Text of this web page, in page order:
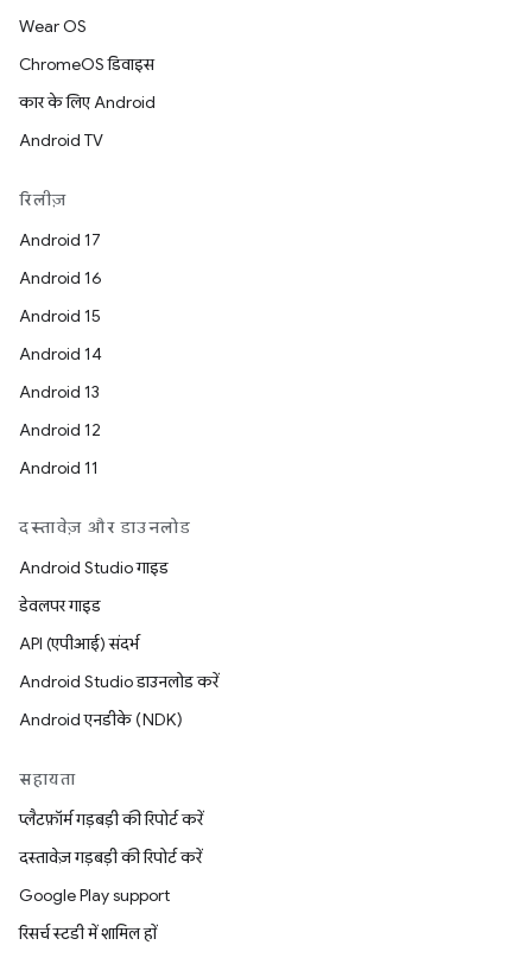
Wear OS
ChromeOS डिवाइस
कार के लिए Android
Android TV
रिलीज़
Android 17
Android 16
Android 15
Android 14
Android 13
Android 12
Android 11
दस्तावेज़ और डाउनलोड
Android Studio गाइड
डेवलपर गाइड
API (एपीआई) संदर्भ
Android Studio डाउनलोड करें
Android एनडीके (NDK)
सहायता
प्लैटफ़ॉर्म गड़बड़ी की रिपोर्ट करें
दस्तावेज़ गड़बड़ी की रिपोर्ट करें
Google Play support
रिसर्च स्टडी में शामिल हों